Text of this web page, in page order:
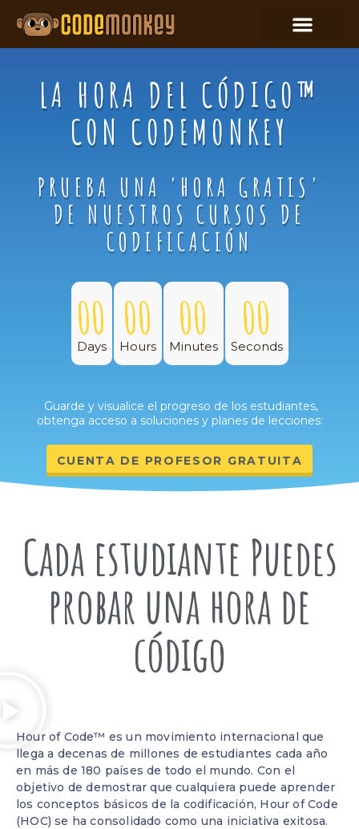
LA HORA DEL CÓDIGO™
CON CODEMONKEY
PRUEBA UNA 'HORA GRATIS'
DE NUESTROS CURSOS DE
CODIFICACIÓN
00
Days
00
Hours
00
Minutes
00
Seconds
Guarde y visualice el progreso de los estudiantes,
obtenga acceso a soluciones y planes de lecciones:
CUENTA DE PROFESOR GRATUITA
Cada estudiante Puedes
probar una hora de
código
Hour of Code™ es un movimiento internacional que
llega a decenas de millones de estudiantes cada año
en más de 180 países de todo el mundo. Con el
objetivo de demostrar que cualquiera puede aprender
los conceptos básicos de la codificación, Hour of Code
(HOC) se ha consolidado como una iniciativa exitosa.